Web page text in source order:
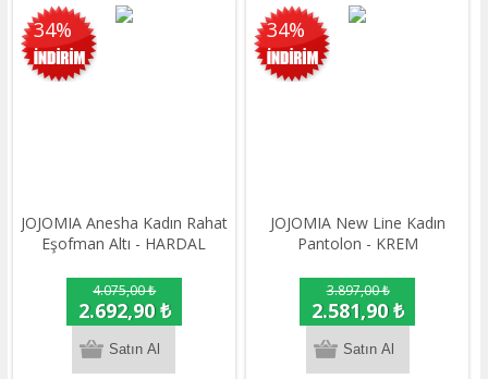
34%
JOJOMIA Anesha Kadın Rahat
Eşofman Altı - HARDAL
4.075,00 ₺
2.692,90 ₺
34%
JOJOMIA New Line Kadın
Pantolon - KREM
3.897,00 ₺
2.581,90 ₺